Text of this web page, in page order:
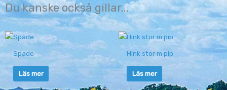
Du kanske också gillar...
Spade
Läs mer
Hink stor m pip
Läs mer